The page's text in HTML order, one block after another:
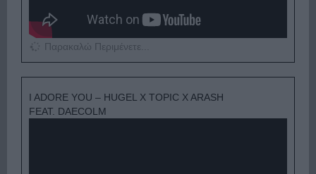
Παρακαλώ Περιμένετε...
I ADORE YOU – HUGEL X TOPIC X ARASH
FEAT. DAECOLM